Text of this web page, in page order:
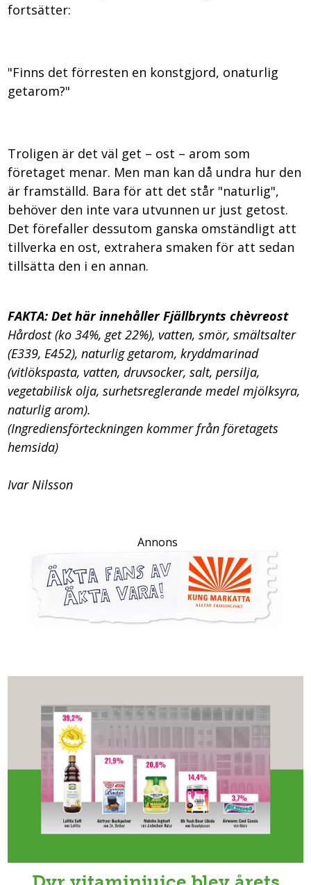
fortsätter:
"Finns det förresten en konstgjord, onaturlig
getarom?"
Troligen är det väl get – ost – arom som
företaget menar. Men man kan då undra hur den
är framställd. Bara för att det står "naturlig",
behöver den inte vara utvunnen ur just getost.
Det förefaller dessutom ganska omständligt att
tillverka en ost, extrahera smaken för att sedan
tillsätta den i en annan.
FAKTA: Det här innehåller Fjällbrynts chèvreost
Hårdost (ko 34%, get 22%), vatten, smör, smältsalter
(E339, E452), naturlig getarom, kryddmarinad
(vitlökspasta, vatten, druvsocker, salt, persilja,
vegetabilisk olja, surhetsreglerande medel mjölksyra,
naturlig arom).
(Ingrediensförteckningen kommer från företagets
hemsida)
Ivar Nilsson
Annons